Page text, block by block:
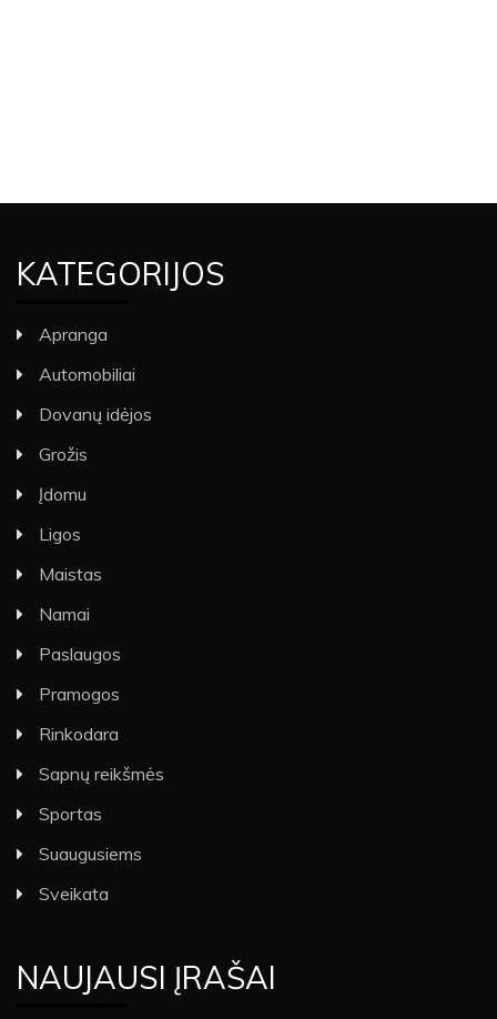
KATEGORIJOS
Apranga
Automobiliai
Dovanų idėjos
Grožis
Įdomu
Ligos
Maistas
Namai
Paslaugos
Pramogos
Rinkodara
Sapnų reikšmės
Sportas
Suaugusiems
Sveikata
NAUJAUSI ĮRAŠAI